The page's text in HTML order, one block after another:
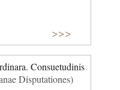
>>>
Consuetudinis
Disputationes)